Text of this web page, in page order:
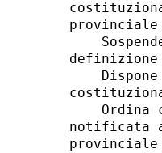
Dispone
Ordina
notificata